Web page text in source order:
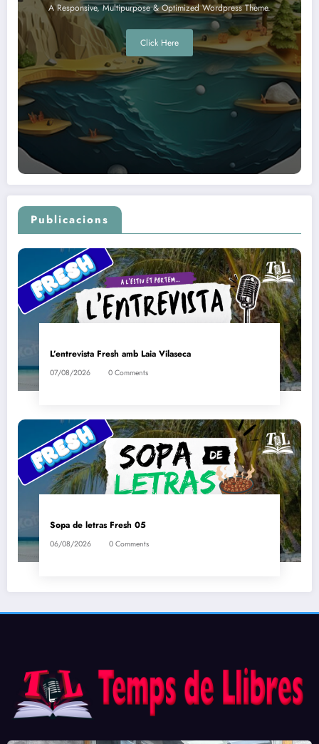
A Responsive, Multipurpose & Optimized Wordpress Theme.
Click Here
Publicacions
L’entrevista Fresh amb Laia Vilaseca
07/08/2026 0 Comments
Sopa de letras Fresh 05
06/08/2026 0 Comments